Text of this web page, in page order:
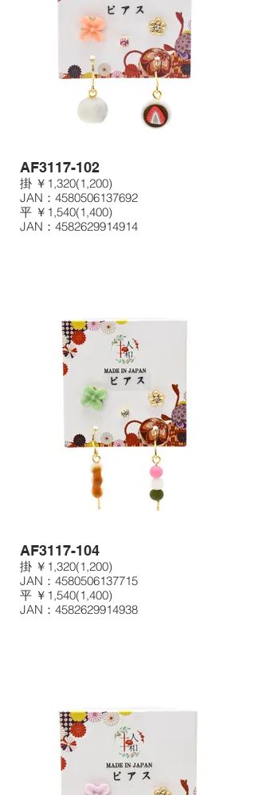
AF3117-102
掛 ￥1,320(1,200)
JAN：4580506137692
平 ￥1,540(1,400)
JAN：4582629914914
AF3117-104
掛 ￥1,320(1,200)
JAN：4580506137715
平 ￥1,540(1,400)
JAN：4582629914938